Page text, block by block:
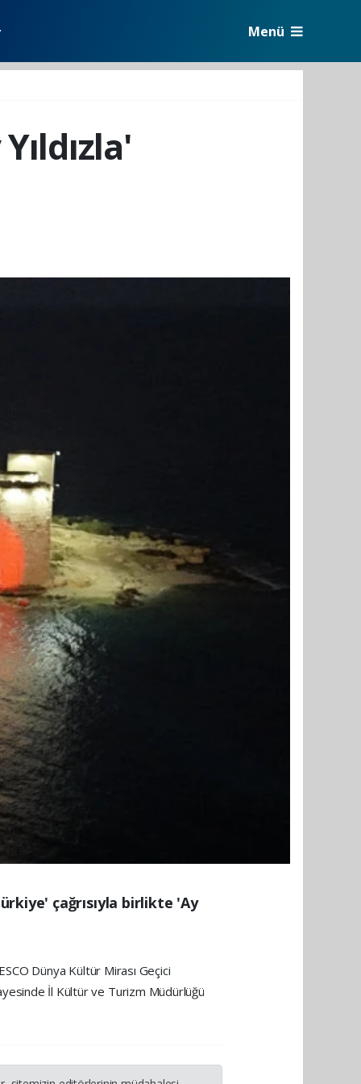
Menü
çağrısıyla birlikte 'Ay
Dünya Kültür Mirası Geçici
İl Kültür ve Turizm Müdürlüğü